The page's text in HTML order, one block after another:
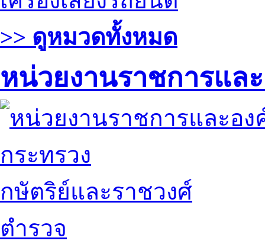
>> ดูหมวดทั้งหมด
หน่วยงานราชการแล
กระทรวง
กษัตริย์และราชวงศ์
ตำรวจ